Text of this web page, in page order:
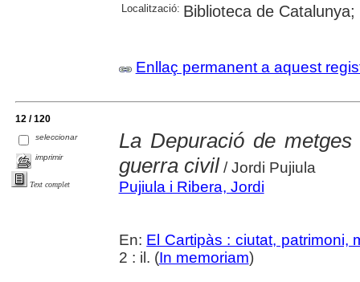
Localització: Biblioteca de
Enllaç permanent a aquest
12 / 120
seleccionar
imprimir
Text complet
La Depuració de
guerra civil/ Jordi Pujiula
Pujiula i Ribera, Jordi
En: El Cartipàs : ciutat, patrimoni,
2 : il. (In memoriam)